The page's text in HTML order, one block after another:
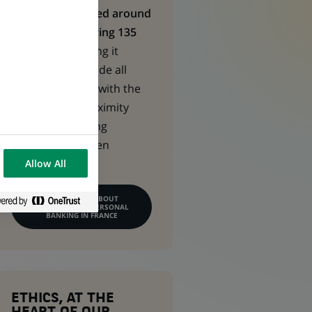
CPBF is structured around
10 regions covering 135
making it
possible to provide all
customer bases with the
right level of proximity
whilst maintaining
synergies between
business line.
LEARN MORE ABOUT
COMMERCIAL & PERSONAL
BANKING IN FRANCE
ETHICS, AT THE
Allow All